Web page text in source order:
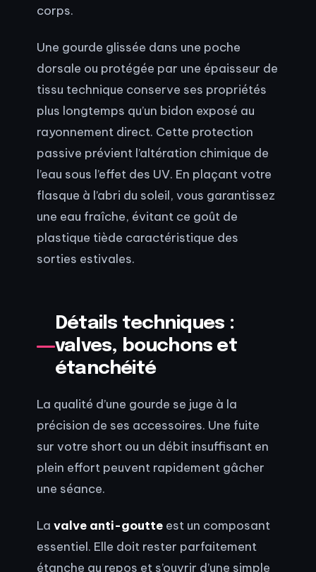
corps.
Une gourde glissée dans une poche
dorsale ou protégée par une épaisseur de
tissu technique conserve ses propriétés
plus longtemps qu’un bidon exposé au
rayonnement direct. Cette protection
passive prévient l’altération chimique de
l’eau sous l’effet des UV. En plaçant votre
flasque à l’abri du soleil, vous garantissez
une eau fraîche, évitant ce goût de
plastique tiède caractéristique des
sorties estivales.
Détails techniques :
valves, bouchons et
étanchéité
La qualité d’une gourde se juge à la
précision de ses accessoires. Une fuite
sur votre short ou un débit insuffisant en
plein effort peuvent rapidement gâcher
une séance.
La valve anti-goutte est un composant
essentiel. Elle doit rester parfaitement
étanche au repos et s’ouvrir d’une simple